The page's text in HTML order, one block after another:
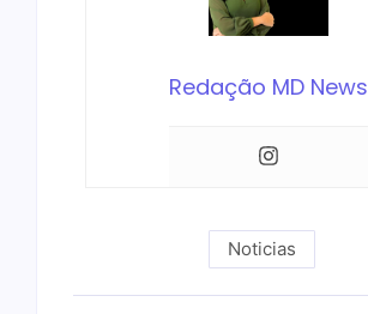
Redação MD News
Noticias